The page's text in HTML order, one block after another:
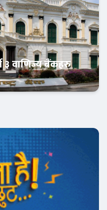
३ वाणिज्य बैंकहरु